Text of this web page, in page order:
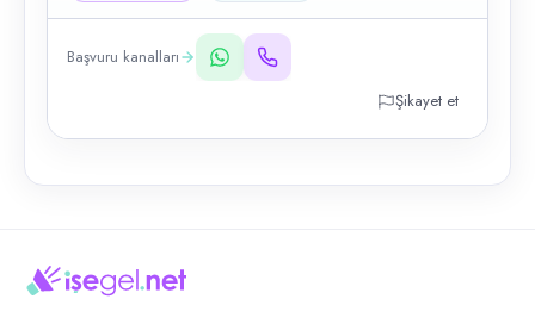
Başvuru kanalları
Şikayet et